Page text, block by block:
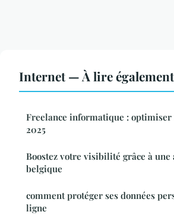
Internet — À lire également
Freelance informatique : optimiser
2025
Boostez votre visibilité grâce à une
belgique
comment protéger ses données
ligne